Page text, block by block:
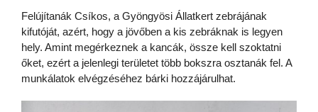
Felújítanák Csíkos, a Gyöngyösi Állatkert zebrájának
kifutóját, azért, hogy a jövőben a kis zebráknak is legyen
hely. Amint megérkeznek a kancák, össze kell szoktatni
őket, ezért a jelenlegi területet több bokszra osztanák fel. A
munkálatok elvégzéséhez bárki hozzájárulhat.